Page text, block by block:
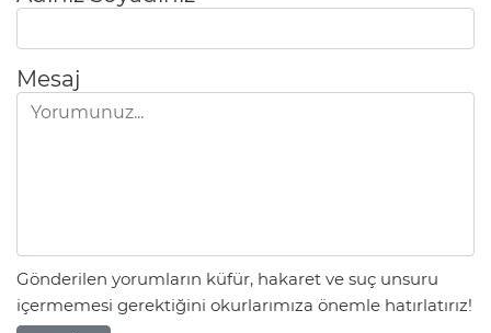
Mesaj
Gönderilen yorumların küfür, hakaret ve suç unsuru
içermemesi gerektiğini okurlarımıza önemle hatırlatırız!